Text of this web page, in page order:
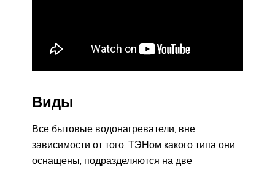
Виды
Все бытовые водонагреватели, вне
зависимости от того, ТЭНом какого типа они
оснащены, подразделяются на две